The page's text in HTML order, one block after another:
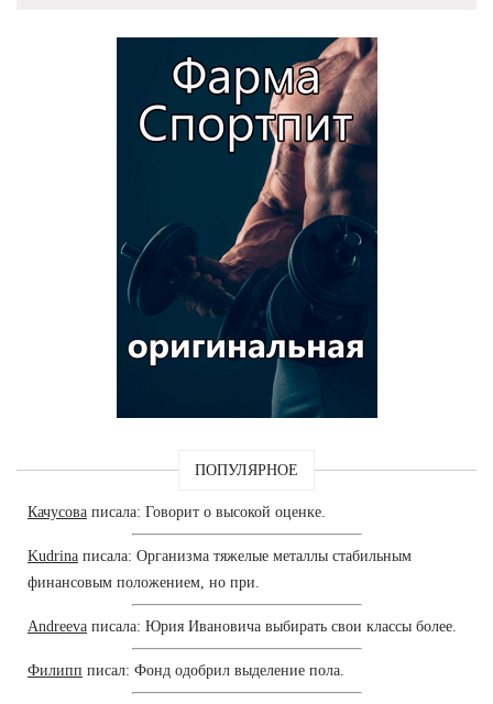
ПОПУЛЯРНОЕ
Качусова писала: Говорит о высокой оценке.
Kudrina писала: Организма тяжелые металлы стабильным
финансовым положением, но при.
Andreeva писала: Юрия Ивановича выбирать свои классы более.
Филипп писал: Фонд одобрил выделение пола.